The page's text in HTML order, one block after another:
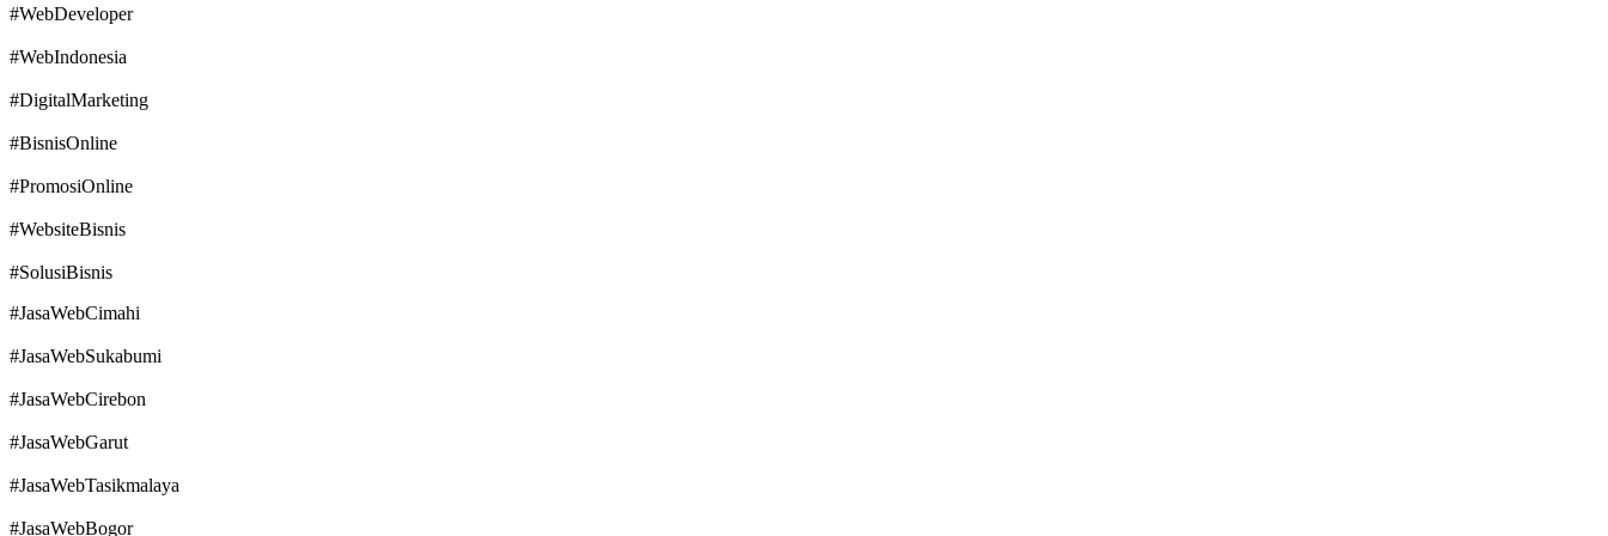
#WebDeveloper
#WebIndonesia
#DigitalMarketing
#BisnisOnline
#PromosiOnline
#WebsiteBisnis
#SolusiBisnis
#JasaWebCimahi
#JasaWebSukabumi
#JasaWebCirebon
#JasaWebGarut
#JasaWebTasikmalaya
#JasaWebBogor